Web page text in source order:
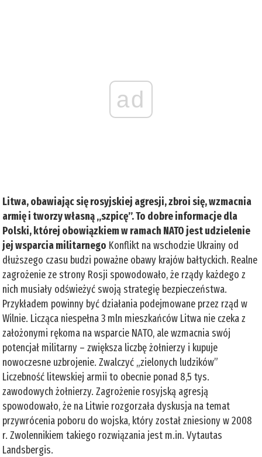
ad
Litwa, obawiając się rosyjskiej agresji, zbroi się, wzmacnia
armię i tworzy własną „szpicę”. To dobre informacje dla
Polski, której obowiązkiem w ramach NATO jest udzielenie
jej wsparcia militarnego Konflikt na wschodzie Ukrainy od
dłuższego czasu budzi poważne obawy krajów bałtyckich. Realne
zagrożenie ze strony Rosji spowodowało, że rządy każdego z
nich musiały odświeżyć swoją strategię bezpieczeństwa.
Przykładem powinny być działania podejmowane przez rząd w
Wilnie. Licząca niespełna 3 mln mieszkańców Litwa nie czeka z
założonymi rękoma na wsparcie NATO, ale wzmacnia swój
potencjał militarny – zwiększa liczbę żołnierzy i kupuje
nowoczesne uzbrojenie. Zwalczyć „zielonych ludzików”
Liczebność litewskiej armii to obecnie ponad 8,5 tys.
zawodowych żołnierzy. Zagrożenie rosyjską agresją
spowodowało, że na Litwie rozgorzała dyskusja na temat
przywrócenia poboru do wojska, który został zniesiony w 2008
r. Zwolennikiem takiego rozwiązania jest m.in. Vytautas
Landsbergis.